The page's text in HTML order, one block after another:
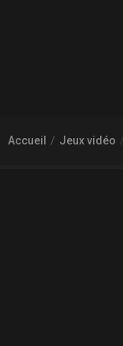
Accueil Jeux vidéo